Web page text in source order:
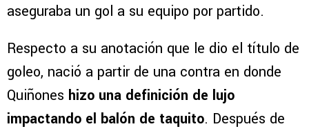
aseguraba un gol a su equipo por partido.
Respecto a su anotación que le dio el título de
goleo, nació a partir de una contra en donde
Quiñones hizo una definición de lujo
impactando el balón de taquito. Después de